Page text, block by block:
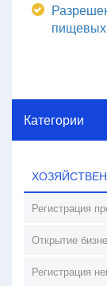
пищевых
Категории
Регистрация
Открытие
Регистрация